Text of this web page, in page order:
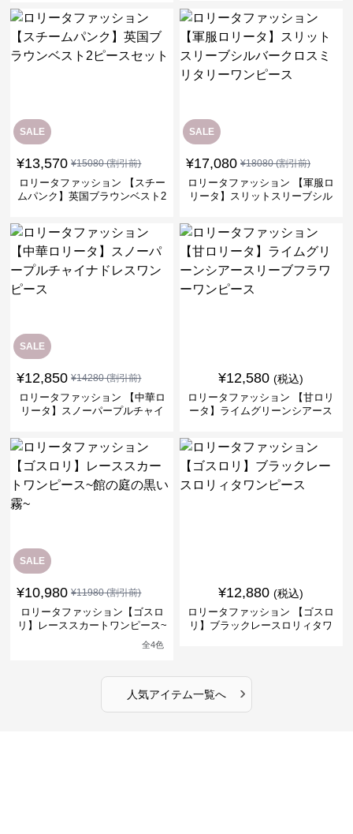
SALE
¥13,570 ¥15080(割引前)
ロリータファッション 【スチー
ムパンク】英国ブラウンベスト2
SALE
¥17,080 ¥18080(割引前)
ロリータファッション 【軍服ロ
リータ】スリットスリーブシル
SALE
¥12,850 ¥14280(割引前)
ロリータファッション 【中華ロ
リータ】スノーパープルチャイ
¥12,580 (税込)
ロリータファッション 【甘ロリ
ータ】ライムグリーンシアース
SALE
¥10,980 ¥11980(割引前)
ロリータファッション【ゴスロ
リ】レーススカートワンピース~
全4色
¥12,880 (税込)
ロリータファッション 【ゴスロ
リ】ブラックレースロリィタワ
人気アイテム一覧へ ›